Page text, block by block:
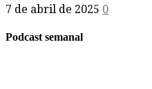
7 de abril de 2025 0
Podcast semanal